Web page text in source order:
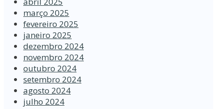
março 2025
fevereiro 2025
janeiro 2025
dezembro 2024
novembro 2024
outubro 2024
setembro 2024
agosto 2024
julho 2024